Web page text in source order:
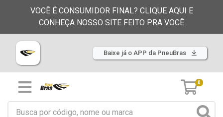
VOCÊ É CONSUMIDOR FINAL? CLIQUE AQUI E
CONHEÇA NOSSO SITE FEITO PRA VOCÊ
Baixe já o APP da PneuBras
0